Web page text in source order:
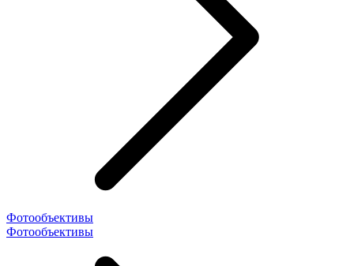
Фотообъективы
Фотообъективы